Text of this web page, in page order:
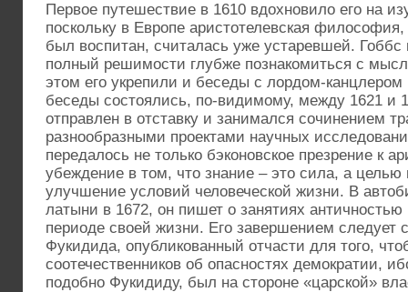
Первое путешествие в 1610 вдохновило его на
поскольку в Европе аристотелевская
был воспитан, считалась уже устаревшей.
полный решимости глубже познакомиться с
этом его укрепили и беседы с лордом-
беседы состоялись, по-видимому, между 1621 и
отправлен в отставку и занимался сочинением
разнообразными проектами научных
передалось не только бэконовское презрение к
убеждение в том, что знание – это сила, а целью
улучшение условий человеческой жизни. В
латыни в 1672, он пишет о занятиях
периоде своей жизни. Его завершением следует
Фукидида, опубликованный отчасти для того,
соотечественников об опасностях демократии,
подобно Фукидиду, был на стороне «царской»